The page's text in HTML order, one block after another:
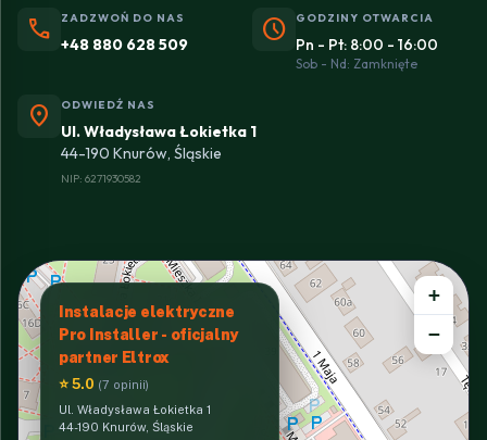
phone ZADZWOŃ DO NAS
+48 880 628 509 schedule GODZINY OTWARCIA
Pn - Pt: 8:00 - 16:00
Sob - Nd: Zamknięte
location_on ODWIEDŹ NAS
Ul. Władysława Łokietka 1
44-190 Knurów, Śląskie
NIP: 6271930582
Instalacje elektryczne
Pro Installer - oficjalny
partner Eltrox
⭐ 5.0 (7 opinii)
Ul. Władysława Łokietka 1
44-190 Knurów, Śląskie
+
−